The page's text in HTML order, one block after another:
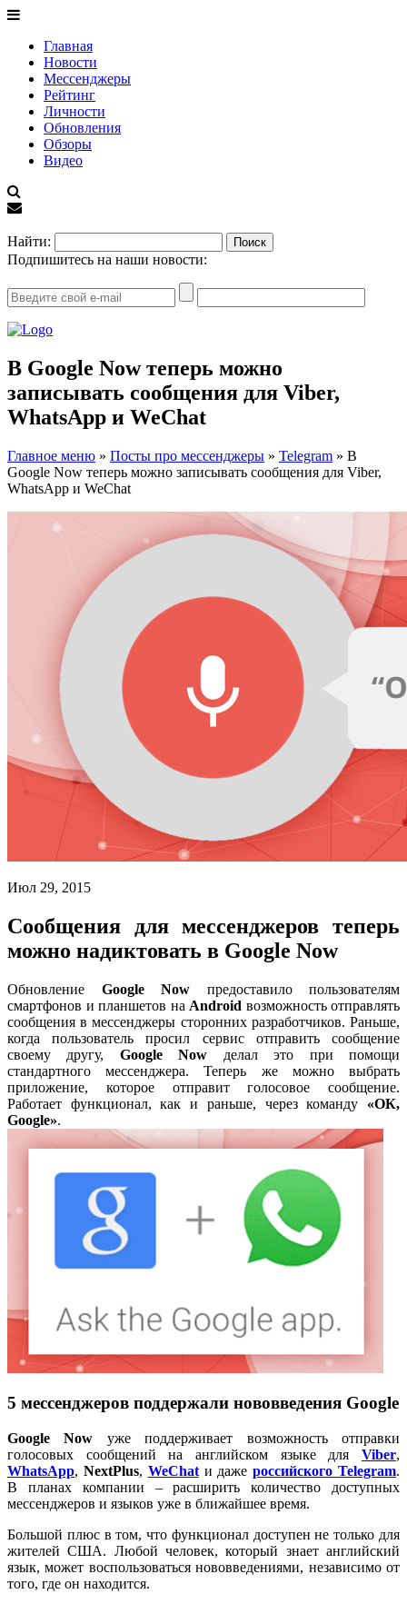
Главная
Новости
Мессенджеры
Рейтинг
Личности
Обновления
Обзоры
Видео
Найти:
Подпишитесь на наши новости:
В Google Now теперь можно
записывать сообщения для Viber,
WhatsApp и WeChat
Главное меню » Посты про мессенджеры » Telegram » В
Google Now теперь можно записывать сообщения для Viber,
WhatsApp и WeChat
Июл 29, 2015
Сообщения для мессенджеров теперь
можно надиктовать в Google Now
Обновление Google Now предоставило пользователям
смартфонов и планшетов на Android возможность отправлять
сообщения в мессенджеры сторонних разработчиков. Раньше,
когда пользователь просил сервис отправить сообщение
своему другу, Google Now делал это при помощи
стандартного мессенджера. Теперь же можно выбрать
приложение, которое отправит голосовое сообщение.
Работает функционал, как и раньше, через команду «ОК,
Google».
5 мессенджеров поддержали нововведения Google
Google Now уже поддерживает возможность отправки
голосовых сообщений на английском языке для Viber,
WhatsApp, NextPlus, WeChatи дажероссийского Telegram.
В планах компании – расширить количество доступных
мессенджеров и языков уже в ближайшее время.
Большой плюс в том, что функционал доступен не только для
жителей США. Любой человек, который знает английский
язык, может воспользоваться нововведениями, независимо от
того, где он находится.